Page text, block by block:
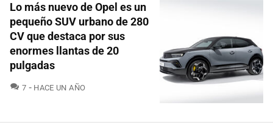
Lo más nuevo de Opel es un
pequeño SUV urbano de 280
CV que destaca por sus
enormes llantas de 20
pulgadas
7 COMENTARIOS
HACE UN AÑO